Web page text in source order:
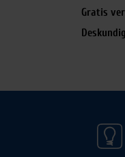
Gratis